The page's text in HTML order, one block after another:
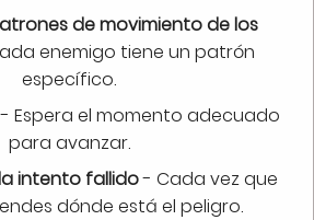
de movimiento de los
enemigo tiene un patrón
específico.
Espera el momento adecuado
para avanzar.
intento fallido- Cada vez que
dónde está el peligro.